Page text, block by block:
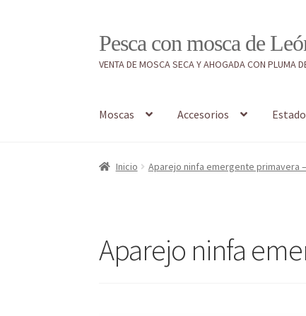
Ir
a
la
Ir
al
contenido
Pesca con mosca de
VENTA DE MOSCA SECA Y AHOGADA CON PLUMA
Moscas Accesorios
Inicio #7897 (sin título) Estado de
Inicio Aparejo ninfa emergente primavera
Aparejo ninfa